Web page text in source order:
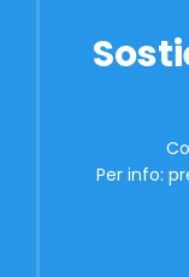
Per info: